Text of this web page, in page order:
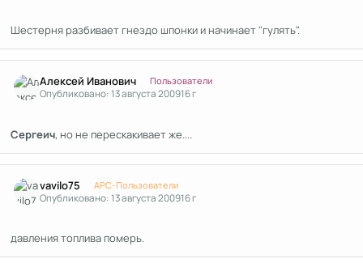
Шестерня разбивает гнездо шпонки и начинает "гулять".
Алексей Иванович Пользователи
Опубликовано:13 августа 200916 г
Сергеич, но не перескакивает же....
vavilo75 APC-Пользователи
Опубликовано:13 августа 200916 г
давления топлива померь.